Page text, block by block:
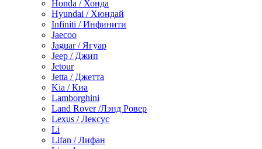
Honda / Хонда
Hyundai / Хюндай
Infiniti / Инфинити
Jaecoo
Jaguar / Ягуар
Jeep / Джип
Jetour
Jetta / Джетта
Kia / Киа
Lamborghini
Land Rover /Лэнд Ровер
Lexus / Лексус
Li
Lifan / Лифан